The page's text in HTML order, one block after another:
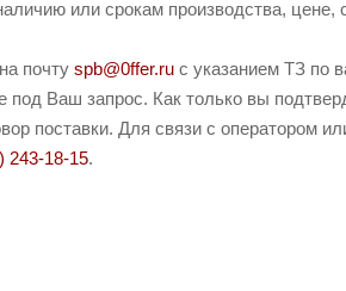
или срокам производства, цене,
почту spb@0ffer.ru с указанием ТЗ по
под Ваш запрос. Как только вы
поставки. Для связи с оператором
243-18-15.